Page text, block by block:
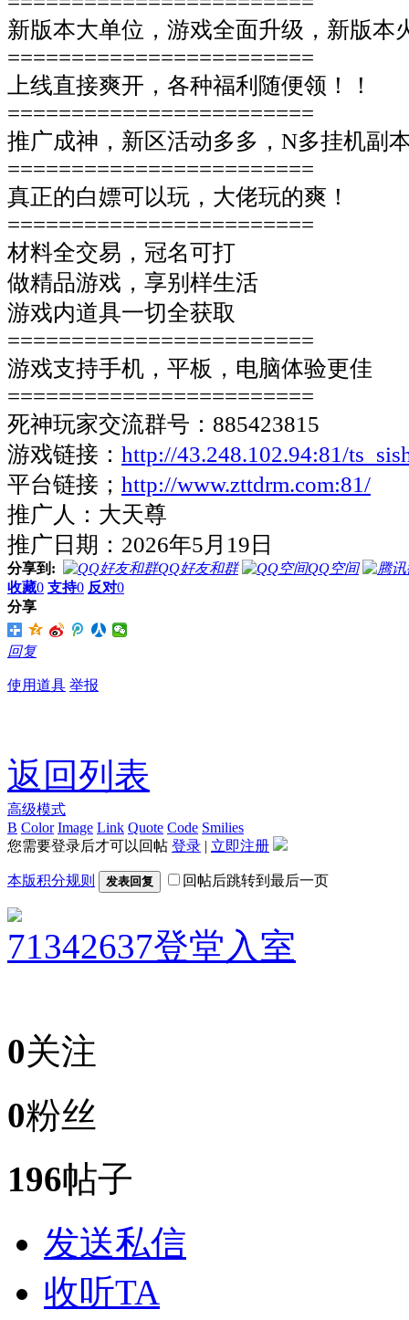
新版本大单位，游戏全面升级，新版本
========================
上线直接爽开，各种福利随便领！！
========================
推广成神，新区活动多多，N多挂机副
========================
真正的白嫖可以玩，大佬玩的爽！
========================
材料全交易，冠名可打
做精品游戏，享别样生活
游戏内道具一切全获取
========================
游戏支持手机，平板，电脑体验更佳
========================
死神玩家交流群号：885423815
游戏链接： http://43.248.102.94:81/
平台链接； http://www.zttdrm.com:81/
推广人：大天尊
推广日期：2026年5月19日
分享到: QQ好友和群
QQ空间
收藏0 支持0 反对0
分享
回复
使用道具 举报
返回列表
高级模式
B Color Image Link Quote Code Smilies
您需要登录后才可以回帖 登录 | 立即注册
本版积分规则 发表回复 回帖后跳转到最后一页
71342637登堂入室
0关注
0粉丝
196帖子
发送私信
收听TA